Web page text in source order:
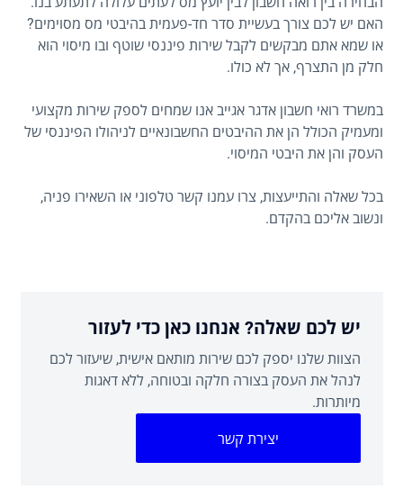
האם יש לכם צורך בעשיית סדר חד-פעמית בהיבטי מס מסוימים?
או שמא אתם מבקשים לקבל שירות פיננסי שוטף ובו מיסוי הוא
חלק מן התצרף, אך לא כולו.
במשרד רואי חשבון אדגר אגייב אנו שמחים לספק שירות מקצועי
ומעמיק הכולל הן את ההיבטים החשבונאיים לניהולו הפיננסי של
העסק והן את היבטי המיסוי.
בכל שאלה והתייעצות, צרו עמנו קשר טלפוני או השאירו פניה,
ונשוב אליכם בהקדם.
יש לכם שאלה? אנחנו כאן כדי לעזור
הצוות שלנו יספק לכם שירות מותאם אישית, שיעזור לכם
לנהל את העסק בצורה חלקה ובטוחה, ללא דאגות
מיותרות.
יצירת קשר